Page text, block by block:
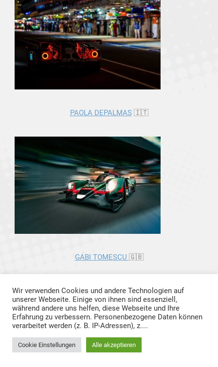
PAOLA DEPALMAS🇮🇹
GABI TOMESCU 🇬🇧
Wir verwenden Cookies und andere Technologien auf
unserer Webseite. Einige von ihnen sind essenziell,
während andere uns helfen, diese Webseite und Ihre
Erfahrung zu verbessern. Personenbezogene Daten können
verarbeitet werden (z. B. IP-Adressen), z....
Cookie Einstellungen Alle akzeptieren